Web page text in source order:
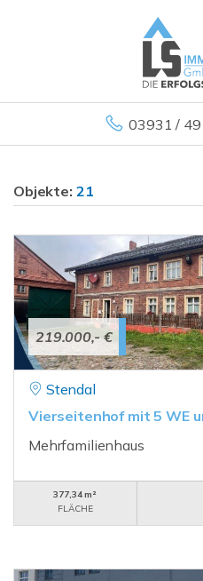
03931 /
Objekte: 21
219.000,- €
Stendal
Vierseitenhof mit 5 WE
Mehrfamilienhaus
377,34 m²
FLÄCHE